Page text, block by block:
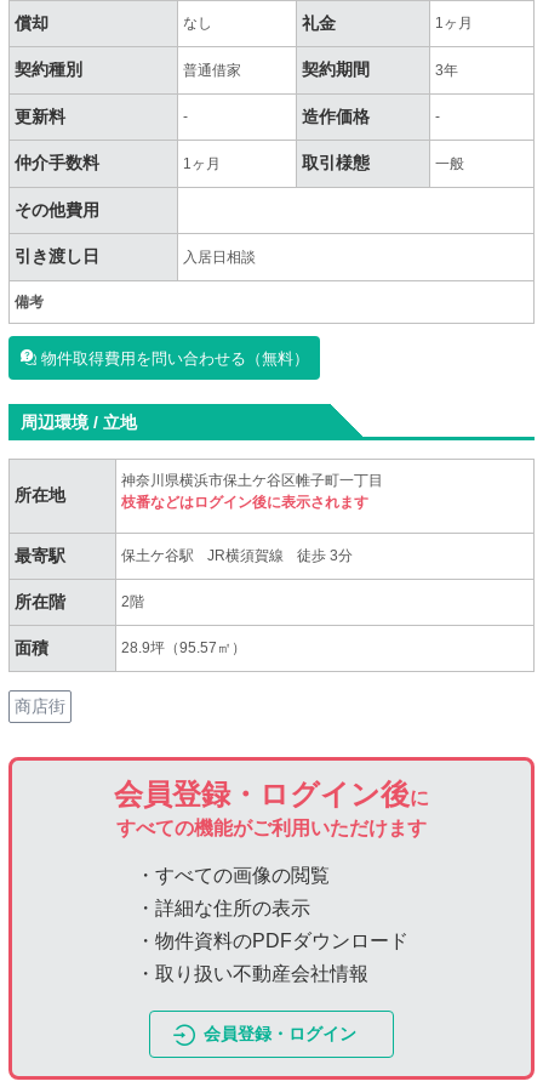
償却 なし 礼金 1ヶ月
契約種別 普通借家 契約期間 3年
更新料 - 造作価格 -
仲介手数料 1ヶ月 取引様態 一般
その他費用
引き渡し日 入居日相談
備考
物件取得費用を問い合わせる（無料）
周辺環境 / 立地
所在地
神奈川県横浜市保土ケ谷区帷子町一丁目
枝番などはログイン後に表示されます
最寄駅 保土ケ谷駅 JR横須賀線 徒歩 3分
所在階 2階
面積 28.9坪（95.57㎡）
商店街
会員登録・ログイン後に
すべての機能がご利用いただけます
・すべての画像の閲覧
・詳細な住所の表示
・物件資料のPDFダウンロード
・取り扱い不動産会社情報
会員登録・ログイン